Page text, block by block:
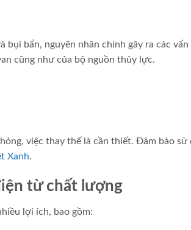
bẩn, nguyên nhân chính gây ra các
cũng như của bộ nguồn thủy lực.
việc thay thế là cần thiết. Đảm bảo sử
Xanh.
từ chất lượng
lợi ích, bao gồm: